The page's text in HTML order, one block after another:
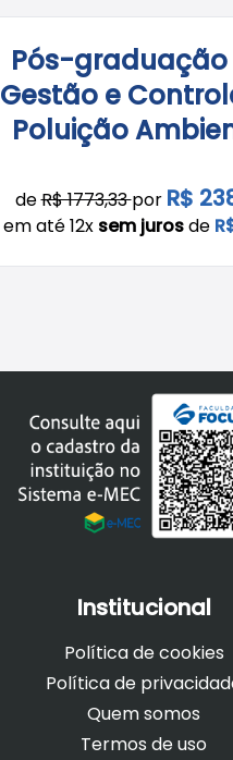
Pós-graduação
Gestão e
Poluição
deR$ 1773,33por R$
em até 12x sem jurosde
Institucional
Política de cookies
Política de
Quem somos
Termos de uso